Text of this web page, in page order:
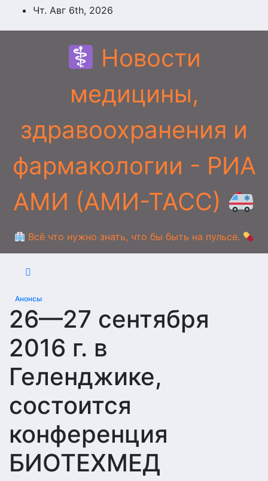
ПерейтиЧт. Авг 6th, 2026
Новости
медицины,
здравоохранения и
фармакологии - РИА
АМИ (АМИ-ТАСС)
Всё что нужно знать, что бы быть на пульсе.
Анонсы
26—27 сентября
2016 г. в
Геленджике,
состоится
конференция
БИОТЕХМЕД